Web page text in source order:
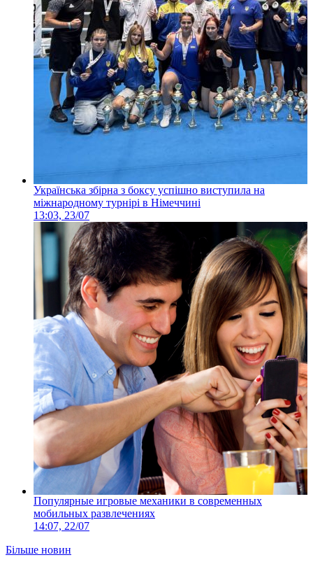
Українська збірна з боксу успішно виступила на
міжнародному турнірі в Німеччині
13:03, 23/07
Популярные игровые механики в современных
мобильных развлечениях
14:07, 22/07
Більше новин